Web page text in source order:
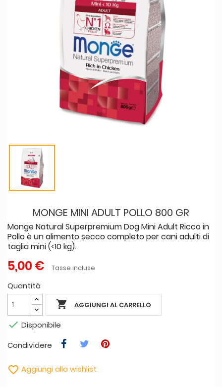
MONGE MINI ADULT POLLO 800 GR
Monge Natural Superpremium Dog Mini Adult Ricco in
Pollo è un alimento secco completo per cani adulti di
taglia mini (<10 kg).
5,00 € Tasse incluse
Quantità
 AGGIUNGI AL CARRELLO
 Disponibile
Condividere
 Aggiungi alla wishlist